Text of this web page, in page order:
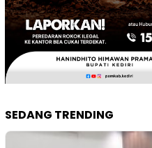
SEDANG TRENDING